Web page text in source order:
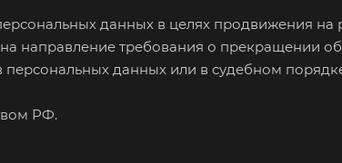
данных в целях продвижения на
направление требования о прекращении
данных или в судебном
РФ.